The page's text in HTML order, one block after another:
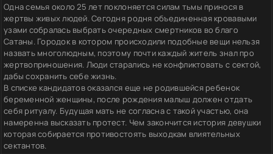
Одна семья около 25 лет поклоняется силам тьмы принося в
жертвы живых людей. Сегодня родня объединенная кровавыми
узами собралась выбрать очередных смертников во благо
Сатаны. Городок в котором происходили подобные вещи нельзя
назвать многолюдным, поэтому почти каждый житель знал про
жертвоприношения. Люди старались не конфликтовать с сектой,
дабы сохранить себе жизнь.
В списке кандидатов оказался еще не родившейся ребенок
беременной женщины, после рождения малыш должен отдать
себя ритуалу. Будущая мать не согласна с такой участью, она
намеренна высказать протест. Чем закончится история девушки
которая собирается противостоять выходкам влиятельных
сектантов.